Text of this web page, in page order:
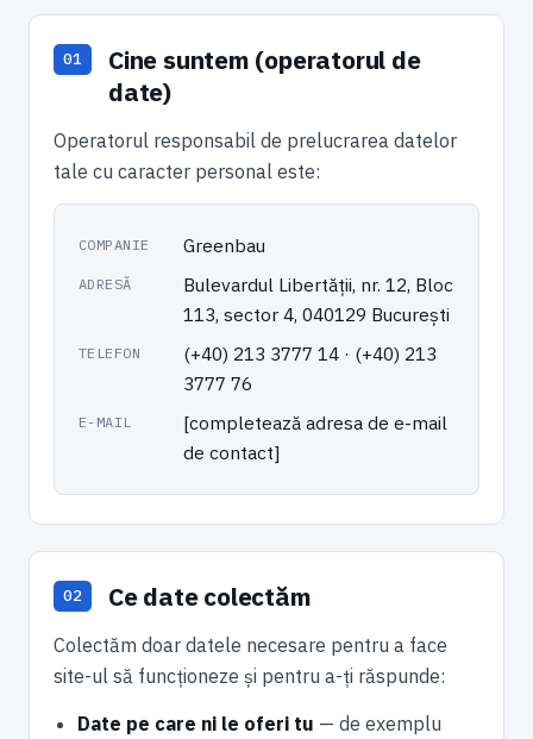
Cine suntem (operatorul de
date)
Operatorul responsabil de prelucrarea datelor
tale cu caracter personal este:
COMPANIE Greenbau
ADRESĂ
Bulevardul Libertății, nr. 12, Bloc
113, sector 4, 040129 București
TELEFON
(+40) 213 3777 14 · (+40) 213
3777 76
E-MAIL
[completează adresa de e-mail
de contact]
Ce date colectăm
Colectăm doar datele necesare pentru a face
site-ul să funcționeze și pentru a-ți răspunde:
Date pe care ni le oferi tu — de exemplu